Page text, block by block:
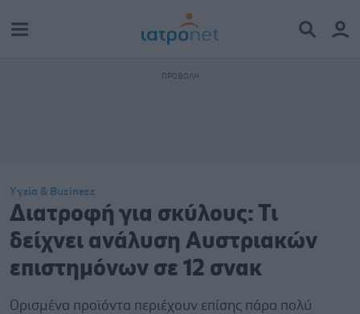
Υγεία & Business
Διατροφή για σκύλους: Τι
δείχνει ανάλυση Αυστριακών
επιστημόνων σε 12 σνακ
Ορισμένα προϊόντα περιέχουν επίσης πάρα πολύ